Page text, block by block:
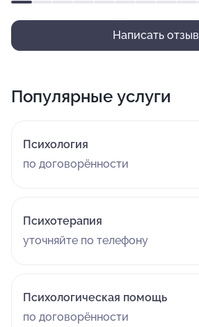
Написать отзыв
Популярные услуги
Психология
по договорённости
Психотерапия
уточняйте по телефону
Психологическая помощь
по договорённости